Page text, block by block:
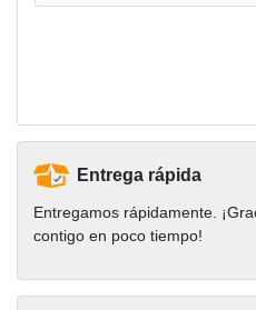
Entrega rápida
Entregamos rápidamente.
contigo en poco tiempo!